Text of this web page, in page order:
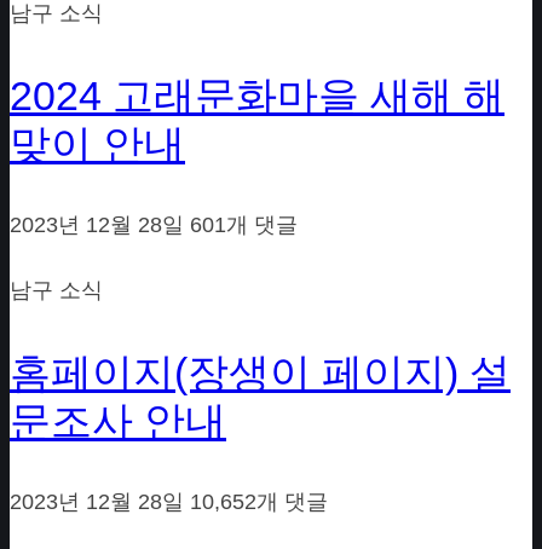
남구 소식
2024 고래문화마을 새해 해
맞이 안내
2023년 12월 28일 601개 댓글
남구 소식
홈페이지(장생이 페이지) 설
문조사 안내
2023년 12월 28일 10,652개 댓글